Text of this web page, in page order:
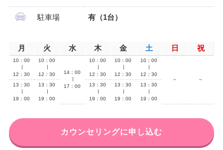
駐車場 有（1台）
月 火 水 木 金 土 日 祝
10：00
12：30
10：00
12：30
14：00
17：00
10：00
12：30
10：00
12：30
10：00
12：30
–
–
13：30
19：00
13：30
19：00
13：30
19：00
13：30
19：00
13：30
19：00
カウンセリングに申し込む